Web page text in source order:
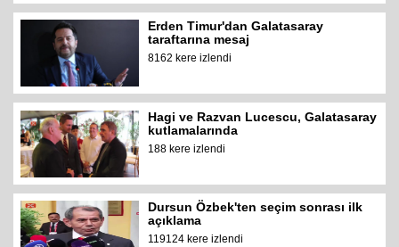
Erden Timur'dan Galatasaray
taraftarına mesaj
8162 kere izlendi
Hagi ve Razvan Lucescu, Galatasaray
kutlamalarında
188 kere izlendi
Dursun Özbek'ten seçim sonrası ilk
açıklama
119124 kere izlendi